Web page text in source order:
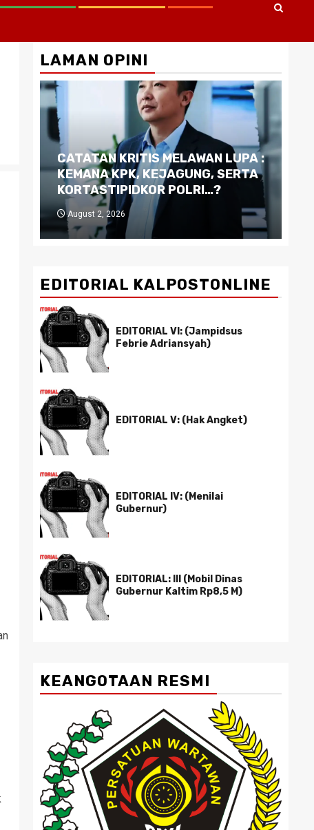
LAMAN OPINI
CATATAN KRITIS MELAWAN LUPA :
KEMANA KPK, KEJAGUNG, SERTA
KORTASTIPIDKOR POLRI…?
August 2, 2026
EDITORIAL KALPOSTONLINE
EDITORIAL VI: (Jampidsus
Febrie Adriansyah)
EDITORIAL V: (Hak Angket)
EDITORIAL IV: (Menilai
Gubernur)
EDITORIAL: III (Mobil Dinas
Gubernur Kaltim Rp8,5 M)
KEANGOTAAN RESMI